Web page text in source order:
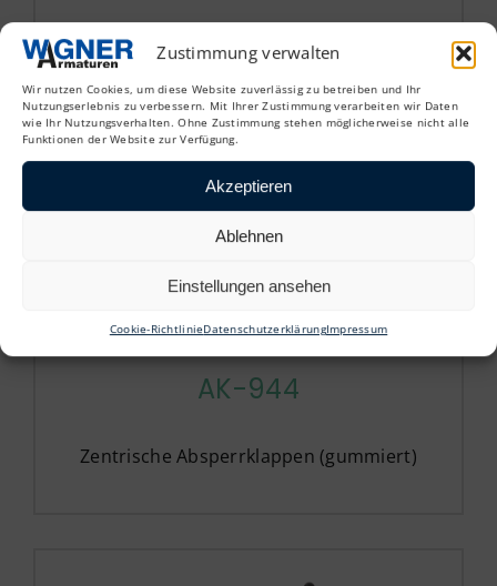
Zustimmung verwalten
Wir nutzen Cookies, um diese Website zuverlässig zu betreiben und Ihr
Nutzungserlebnis zu verbessern. Mit Ihrer Zustimmung verarbeiten wir Daten
wie Ihr Nutzungsverhalten. Ohne Zustimmung stehen möglicherweise nicht alle
Funktionen der Website zur Verfügung.
Akzeptieren
Ablehnen
Einstellungen ansehen
Cookie-RichtlinieDatenschutzerklärungImpressum
Zentrische Absperrklappen (gummiert)
AK-944
Zentrische Absperrklappen (gummiert)